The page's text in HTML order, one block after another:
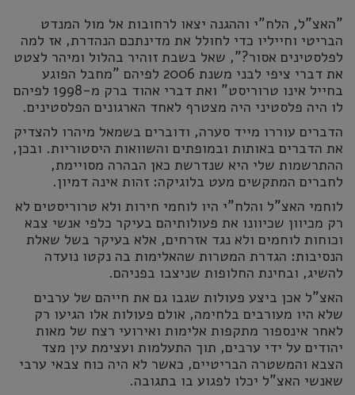
"האצ"ל, הלח"י וההגנה יצאו לרחובות אל מול המנדט
הבריטי וחייליו כדי לחולל את מדינתכם הנהדרת, אז למה
לפלסטינים אסור?", שאל בשבת זוהיר בהלול ומיהר לצטט
את דברי ציפי לבני משנת 2006 לפיהם "מחבל הפוגע
בחייל אינו טרוריסט" ואת דברי אהוד ברק מ-1998 לפיהם
לו היה פלסטיני היה מצטרף לאחד הארגונים הפלסטינים.
הדברים עוררו מייד סערה, ודוברים בשמאל מיהרו להצדיק
את הדברים באותות ובמופתים והשוואות היסטוריות. ובכן,
ההתרשמות שלי היא שנדרשת כאן הבהרה מסויימת,
לחברים המתקשים מעט בלוגיקה: זהות אינה דמיון.
לוחמי האצ"ל והלח"י היו לוחמי חירות ולא טרוריסטים לא
רק מכיוון שכיוונו את פעולותיהם בעיקר כלפי אנשי צבא
וכוחות לוחמים ולא נגד אזרחים, אלא בעיקר בשל שאלת
הנסיבות: הגדרת המטרות שהאלימות בה נקטו נועדה
להשיג, ובחינת החלופות שניצבו בפניהם.
האצ"ל אכן ביצע פעולות שגבו גם את חייהם של ערבים
שלא היו מעורבים בלחימה, אולם פעולות אלו הגיעו רק
לאחר אינספור מתקפות אלימות ואירועי רצח של מאות
יהודים על ידי ערבים, תוך התעלמות ועצימת עין מצד
הצבא והמשטרה הבריטיים, כאשר לא היה כוח צבאי ערבי
שאנשי האצ"ל יכלו לפגוע בו בתגובה.